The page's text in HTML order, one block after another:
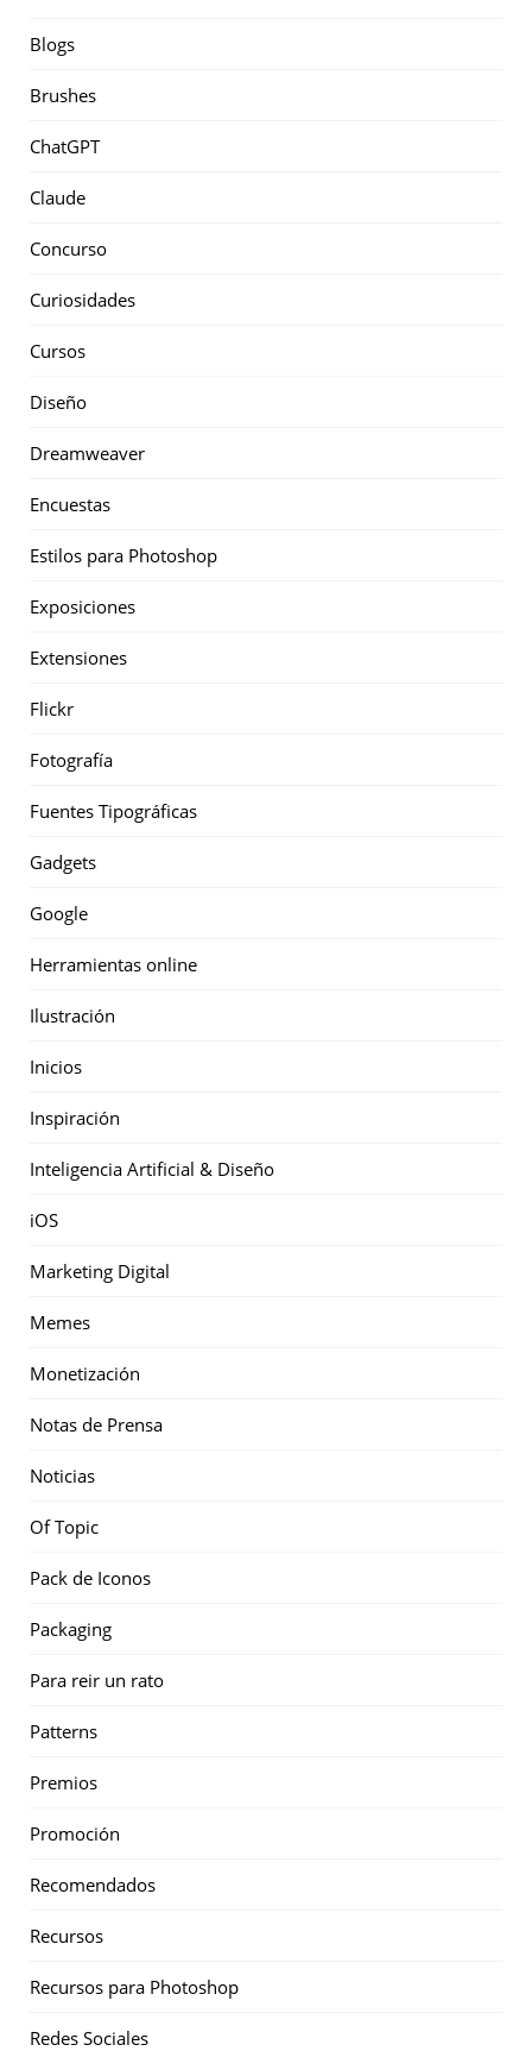
Blogs
Brushes
ChatGPT
Claude
Concurso
Curiosidades
Cursos
Diseño
Dreamweaver
Encuestas
Estilos para Photoshop
Exposiciones
Extensiones
Flickr
Fotografía
Fuentes Tipográficas
Gadgets
Google
Herramientas online
Ilustración
Inicios
Inspiración
Inteligencia Artificial & Diseño
iOS
Marketing Digital
Memes
Monetización
Notas de Prensa
Noticias
Of Topic
Pack de Iconos
Packaging
Para reir un rato
Patterns
Premios
Promoción
Recomendados
Recursos
Recursos para Photoshop
Redes Sociales